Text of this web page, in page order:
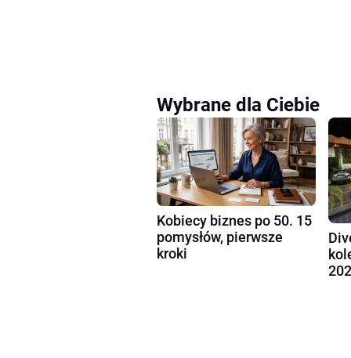
Wybrane dla Ciebie
Kobiecy biznes po 50. 15
pomysłów, pierwsze
kroki